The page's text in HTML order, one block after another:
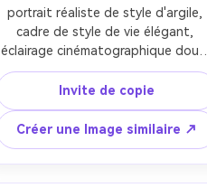
portrait réaliste de style d'argile,
cadre de style de vie élégant,
éclairage cinématographique doux,
objectif 85 mm, profondeur de
champ peu profonde, composition
éditoriale, texture naturelle de la
peau-AR 4:5
Invite de copie
Créer une Image similaire ↗